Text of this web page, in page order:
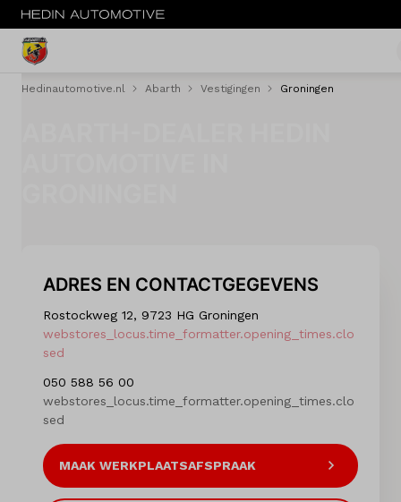
MENU
Savali tuning
Diensten
Contact
Mijn account
Hedinautomotive.nl Abarth Vestigingen Groningen
ADRES EN CONTACTGEGEVENS
Rostockweg 12, 9723 HG Groningen
webstores_locus.time_formatter.opening_times.clo
sed
050 588 56 00
webstores_locus.time_formatter.opening_times.clo
sed
MAAK WERKPLAATSAFSPRAAK